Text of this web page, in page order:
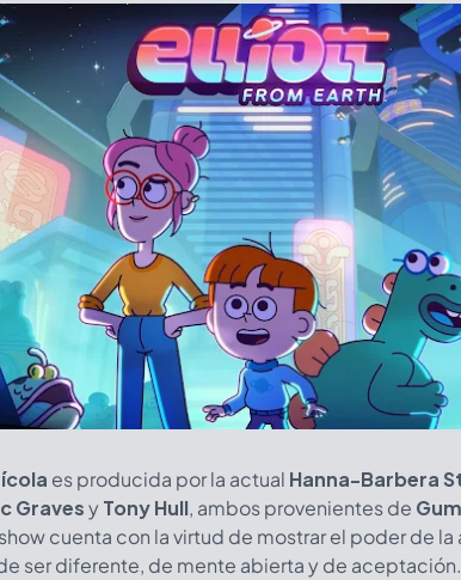
es producida por la actual Hanna-Barbera
GravesyTony Hull, ambos provenientes de
cuenta con la virtud de mostrar el poder de la
ser diferente, de mente abierta y de